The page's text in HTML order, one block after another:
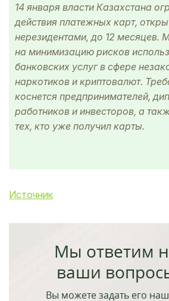
14 января власти Казахстана
действия платежных карт,
нерезидентами, до 12 месяцев.
на минимизацию рисков
банковских услуг в сфере
наркотиков и криптовалют.
коснется предпринимателей,
работников и инвесторов, а
тех, кто уже получил карты.
Источник
Мы ответим
ваши
Вы можете задать его